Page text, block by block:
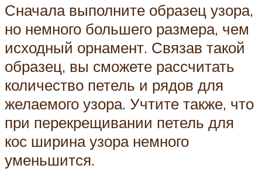
Сначала выполните образец узора,
но немного большего размера, чем
исходный орнамент. Связав такой
образец, вы сможете рассчитать
количество петель и рядов для
желаемого узора. Учтите также, что
при перекрещивании петель для
кос ширина узора немного
уменьшится.